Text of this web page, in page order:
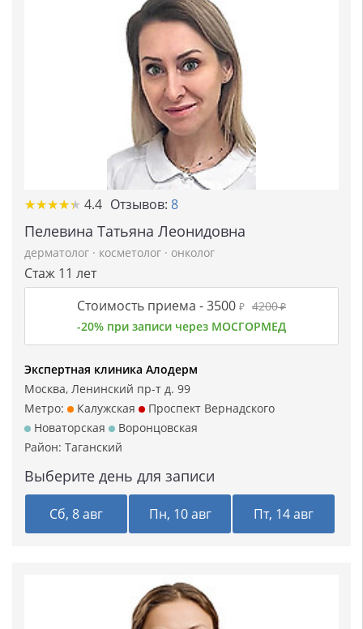
★★★★★
★★★★★ 4.4 Отзывов: 8
Пелевина Татьяна Леонидовна
дерматолог · косметолог · онколог
Стаж 11 лет
Стоимость приема -3500 ₽ 4200₽
-20% при записи через МОСГОРМЕД
Экспертная клиника Алодерм
Москва, Ленинский пр-т д. 99
Метро:
Калужская
Проспект Вернадского
Новаторская
Воронцовская
Район: Таганский
Выберите день для записи
Сб, 8 авг Пн, 10 авг Пт, 14 авг